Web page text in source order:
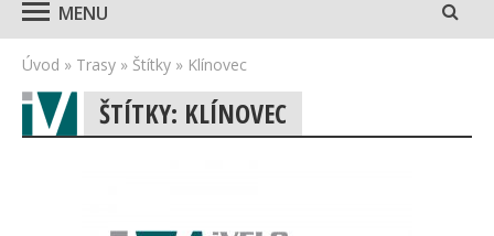
MENU
Úvod » Trasy » Štítky » Klínovec
ŠTÍTKY: KLÍNOVEC